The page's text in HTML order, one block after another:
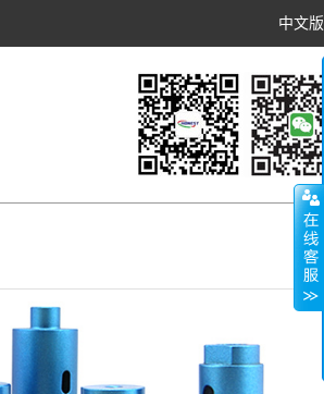
中文版